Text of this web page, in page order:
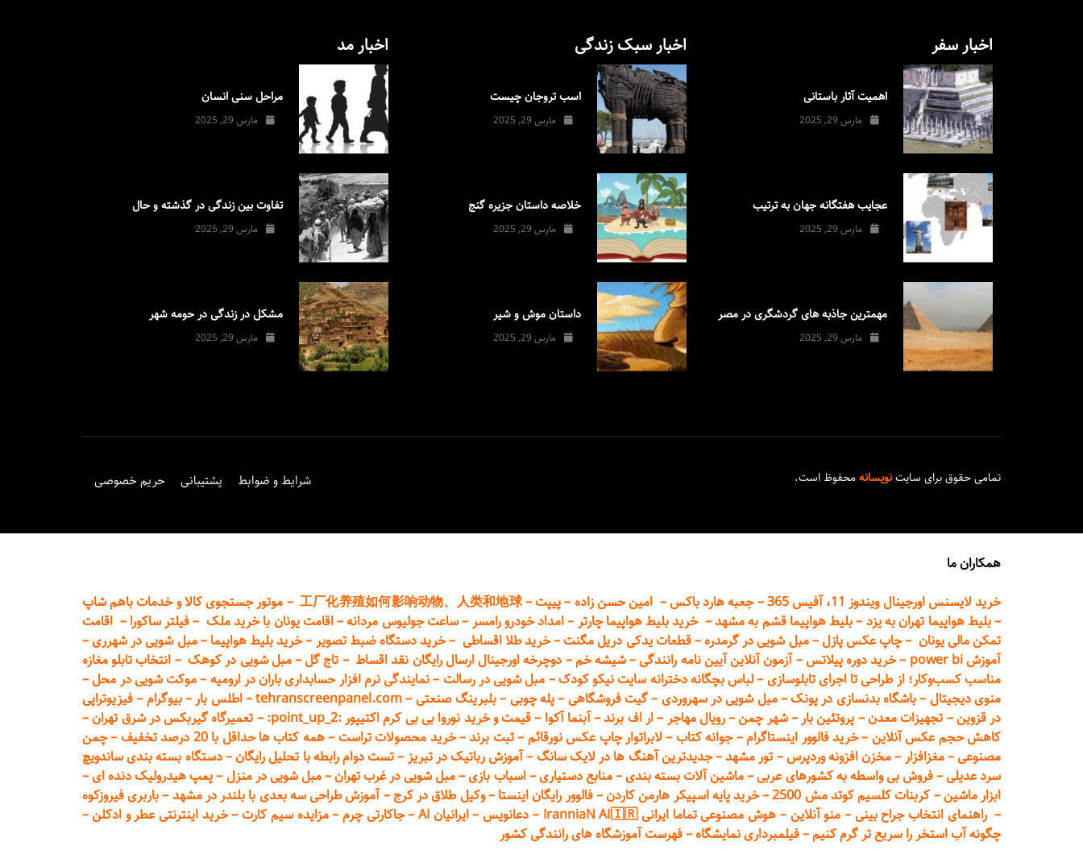
اخبار سفر
اهمیت آثار باستانی
مارس 29, 2025
عجایب هفتگانه جهان به ترتیب
مارس 29, 2025
مهمترین جاذبه های گردشگری در مصر
مارس 29, 2025
اخبار سبک زندگی
اسب تروجان چیست
مارس 29, 2025
خلاصه داستان جزیره گنج
مارس 29, 2025
داستان موش و شیر
مارس 29, 2025
اخبار مد
مراحل سنی انسان
مارس 29, 2025
تفاوت بین زندگی در گذشته و حال
مارس 29, 2025
مشکل در زندگی در حومه شهر
مارس 29, 2025
تمامی حقوق برای سایتنویسانهمحفوظ است. شرایط و ضوابط پشتیبانی حریم خصوصی
همکاران ما
خرید لایسنس اورجینال ویندوز 11، آفیس 365
–جعبه هارد باکس– امین حسن زاده –پیپت–
工厂化养殖如何影响动物、人类和地球
– موتور جستجوی کالا و خدمات باهم شاپ
–بلیط هواپیما تهرانبه یزد –بلیط هواپیما قشم به مشهد–خرید بلیط هواپیما چارتر –امداد خودرورامسر –ساعت جولیوس مردانه–اقامت یونان با خرید ملک –فیلتر ساکورا – اقامت
تمکن مالی یونان –چاپ عکس پازل–مبل شویی در گرمدره–قطعاتیدکی دریل مگنت–خرید طلا اقساطی –خرید دستگاه ضبط تصویر –خرید بلیط هواپیما –مبل شویی در شهرری–
آموزش power bi
–خرید دورهپیلاتس–آزمون آنلاین آیین نامه رانندگی–شیشه خم– دوچرخه اورجینال ارسال رایگان نقد اقساط – تاج گل–مبل شویی در کوهک– انتخاب تابلو مغازه
مناسب کسب‌وکار؛ از طراحی تا اجرای تابلوسازی –لباس بچگانه دخترانه سایت نیکو کودک– مبل شویی در رسالت –نمایندگی نرم افزار حسابداری باران در ارومیه –موکت شویی در محل–
منوی دیجیتال –باشگاه بدنسازی در پونک–مبل شویی در سهروردی –گیت فروشگاهی –پله چوبی –بلبرینگ صنعتی –
tehranscreenpanel.com
–اطلس بار –بیوگرام –فیزیوتراپی
در قزوین– تجهیزات معدن– پروتئین بار –شهر چمن–رویال مهاجر –ار اف برند–آبنما آکوا –قیمت و خرید نوروا بی بی کرم اکتیپور :point_up_2: – تعمیرگاه گیربکس در شرق تهران–
کاهش حجم عکس آنلاین –خرید فالوور اینستاگرام–جوانه کتاب – لابراتوار چاپ عکس نورقائم –ثبت برند–خرید محصولات تراست –همه کتاب ها حداقل با 20 درصد تخفیف –چمن
مصنوعی–مغزافزار –مخزن افزونه وردپرس– تور مشهد–جدیدترین آهنگ ها در لایک سانگ –آموزشرباتیک در تبریز –تست دوام رابطه با تحلیل رایگان–دستگاه بسته‌ بندی ساندویچ
سرد عدیلی–فروش بی واسطه بهکشورهای عربی–ماشین آلات بسته بندی–منابع دستیاری–اسباب بازی–مبل شویی در غرب تهران–مبل شویی در منزل –پمپ هیدرولیک دنده ای–
ابزار ماشین– کربنات کلسیم کوتد مش 2500 –خرید پایه اسپیکر هارمن کاردن–فالوور رایگان اینستا –وکیل طلاق در کرج –آموزش طراحی سه بعدی با بلندر در مشهد –باربری فیروزکوه
–راهنمای انتخاب جراح بینی – منو آنلاین – هوش مصنوعی تماما ایرانی IranniaN AI🇮🇷 – دعانویس–ایرانیان AI –جاکارتی چرم –مزایده سیم کارت–خرید اینترنتی عطر و ادکلن–
چگونه آب استخر را سریع تر گرم کنیم–فیلمبرداری نمایشگاه–فهرست آموزشگاه های رانندگی کشور